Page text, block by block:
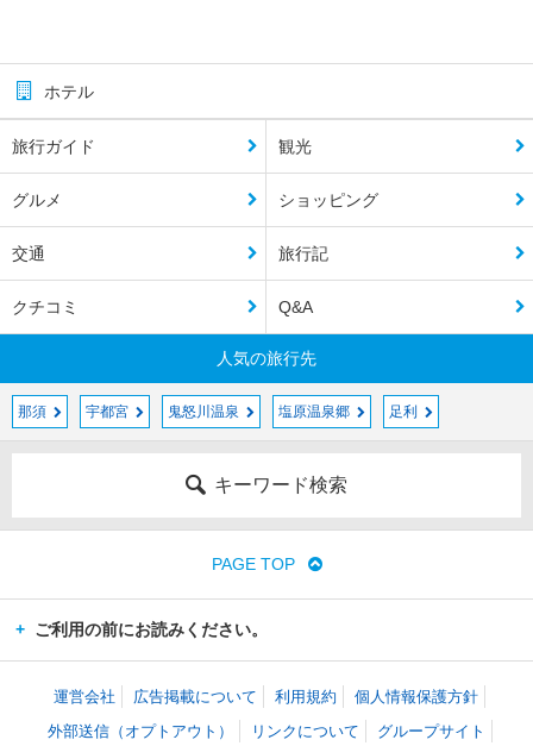
ホテル
旅行ガイド 観光
グルメ ショッピング
交通 旅行記
クチコミ Q&A
人気の旅行先
那須 宇都宮 鬼怒川温泉 塩原温泉郷 足利
キーワード検索
PAGE TOP
ご利用の前にお読みください。
運営会社 広告掲載について 利用規約
個人情報保護方針
外部送信（オプトアウト）
リンクについて グループサイト